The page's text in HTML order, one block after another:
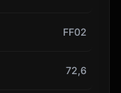
FF02
72,6